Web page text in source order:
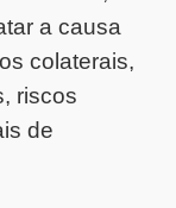
a causa
colaterais,
riscos
de